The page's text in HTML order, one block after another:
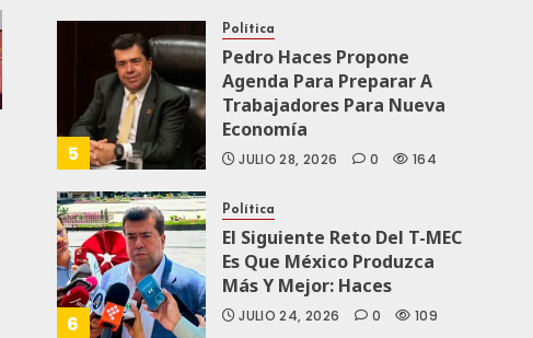
5
Política
Pedro Haces Propone
Agenda Para Preparar A
Trabajadores Para Nueva
Economía
JULIO 28, 2026 0 164
6
Política
El Siguiente Reto Del T-MEC
Es Que México Produzca
Más Y Mejor: Haces
JULIO 24, 2026 0 109